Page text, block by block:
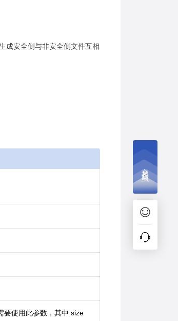
成安全侧与非安全侧文件互相
要使用此参数，其中 size